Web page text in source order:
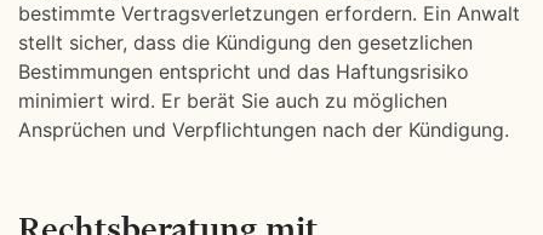
bestimmte Vertragsverletzungen erfordern. Ein Anwalt
stellt sicher, dass die Kündigung den gesetzlichen
Bestimmungen entspricht und das Haftungsrisiko
minimiert wird. Er berät Sie auch zu möglichen
Ansprüchen und Verpflichtungen nach der Kündigung.